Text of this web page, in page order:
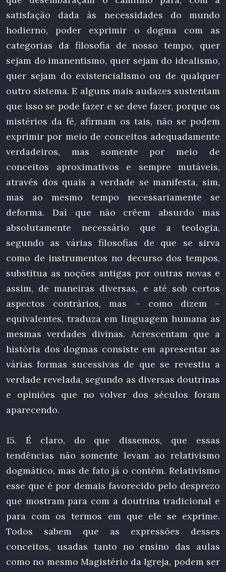
satisfação dada às necessidades do mundo
hodierno, poder exprimir o dogma com as
categorias da filosofia de nosso tempo, quer
sejam do imanentismo, quer sejam do idealismo,
quer sejam do existencialismo ou de qualquer
outro sistema. E alguns mais audazes sustentam
que isso se pode fazer e se deve fazer, porque os
mistérios da fé, afirmam os tais, não se podem
exprimir por meio de conceitos adequadamente
verdadeiros, mas somente por meio de
conceitos aproximativos e sempre mutáveis,
através dos quais a verdade se manifesta, sim,
mas ao mesmo tempo necessariamente se
deforma. Daí que não crêem absurdo mas
absolutamente necessário que a teologia,
segundo as várias filosofias de que se sirva
como de instrumentos no decurso dos tempos,
substitua as noções antigas por outras novas e
assim, de maneiras diversas, e até sob certos
aspectos contrários, mas – como dizem –
equivalentes, traduza em linguagem humana as
mesmas verdades divinas. Acrescentam que a
história dos dogmas consiste em apresentar as
várias formas sucessivas de que se revestiu a
verdade revelada, segundo as diversas doutrinas
e opiniões que no volver dos séculos foram
aparecendo.
15. É claro, do que dissemos, que essas
tendências não somente levam ao relativismo
dogmático, mas de fato já o contém. Relativismo
esse que é por demais favorecido pelo desprezo
que mostram para com a doutrina tradicional e
para com os termos em que ele se exprime.
Todos sabem que as expressões desses
conceitos, usadas tanto no ensino das aulas
como no mesmo Magistério da Igreja, podem ser